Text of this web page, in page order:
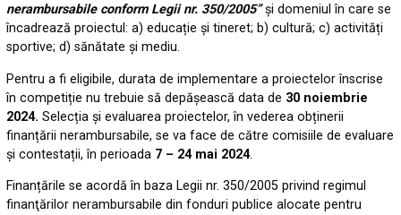
nerambursabile conform Legii nr. 350/2005”și domeniul în care se
încadrează proiectul: a) educație și tineret; b) cultură; c) activități
sportive; d) sănătate și mediu.
Pentru a fi eligibile, durata de implementare a proiectelor înscrise
în competiție nu trebuie să depășească data de 30 noiembrie
2024.Selecția și evaluarea proiectelor, în vederea obținerii
finanțării nerambursabile, se va face de către comisiile de evaluare
și contestații, în perioada 7 – 24 mai 2024.
Finanțările se acordă în baza Legii nr. 350/2005 privind regimul
finanţărilor nerambursabile din fonduri publice alocate pentru